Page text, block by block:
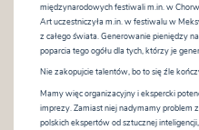
międzynarodowych festiwali m.in. w
Art uczestniczyła m.in. w festiwalu w
z całego świata. Generowanie pieniędzy
poparcia tego ogółu dla tych, którzy je
Nie zakopujcie talentów, bo to się źle
Mamy więc organizacyjny i ekspercki
imprezy. Zamiast niej nadymamy problem
polskich ekspertów od sztucznej